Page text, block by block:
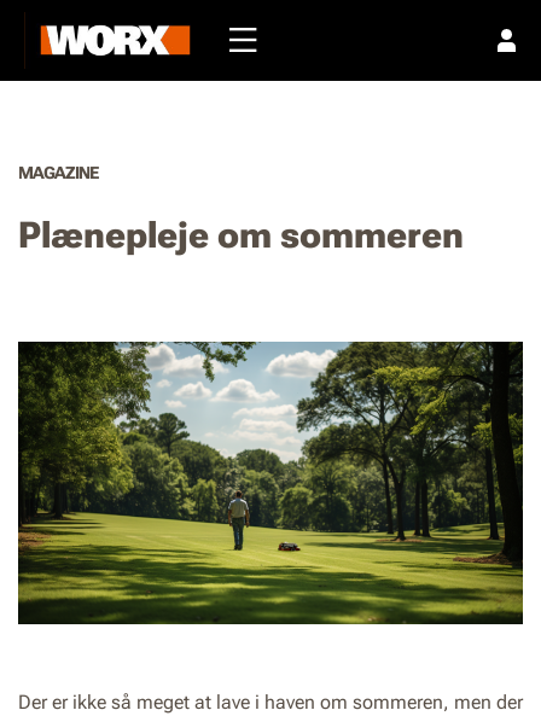
MAGAZINE
Plænepleje om sommeren
Der er ikke så meget at lave i haven om sommeren, men der